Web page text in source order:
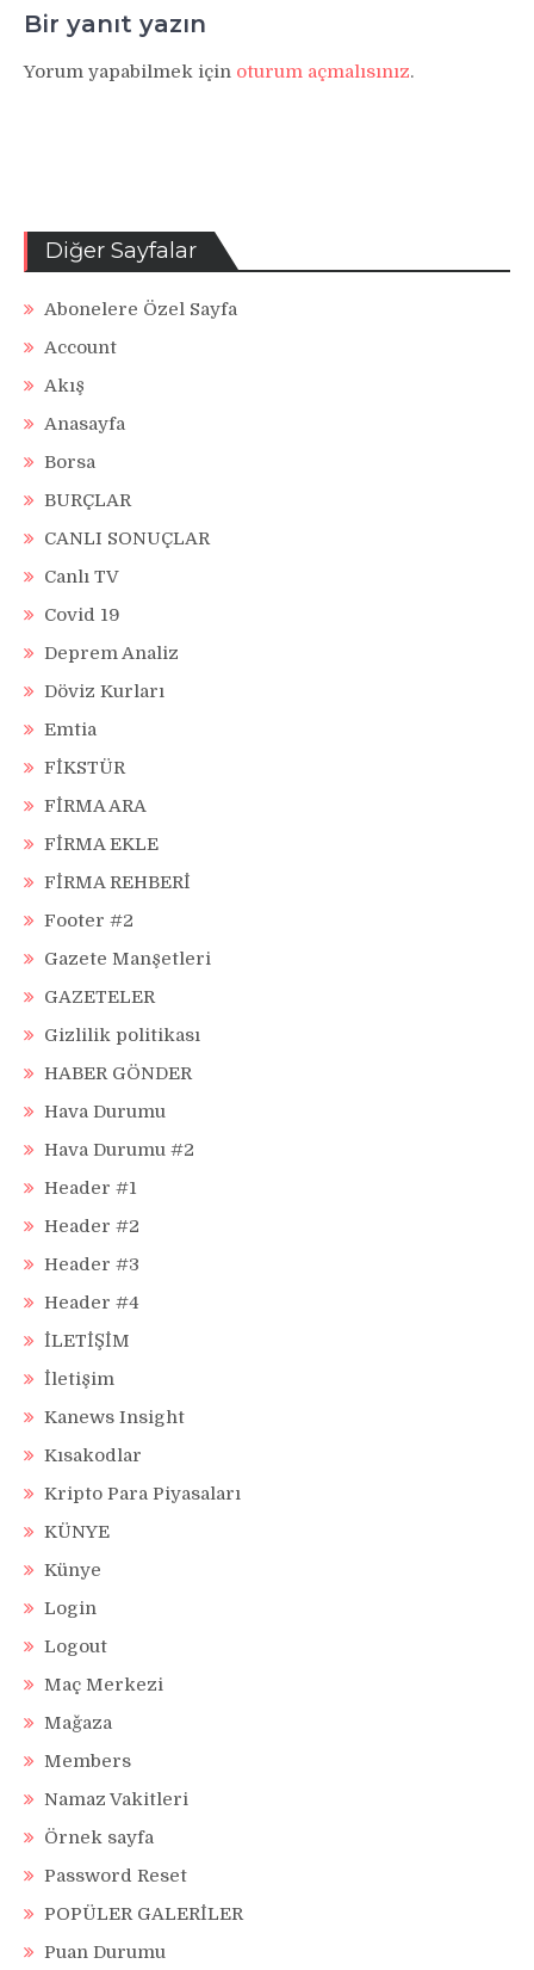
Bir yanıt yazın
Yorum yapabilmek için oturum açmalısınız.
Diğer Sayfalar
Abonelere Özel Sayfa
Account
Akış
Anasayfa
Borsa
BURÇLAR
CANLI SONUÇLAR
Canlı TV
Covid 19
Deprem Analiz
Döviz Kurları
Emtia
FİKSTÜR
FİRMA ARA
FİRMA EKLE
FİRMA REHBERİ
Footer #2
Gazete Manşetleri
GAZETELER
Gizlilik politikası
HABER GÖNDER
Hava Durumu
Hava Durumu #2
Header #1
Header #2
Header #3
Header #4
İLETİŞİM
İletişim
Kanews Insight
Kısakodlar
Kripto Para Piyasaları
KÜNYE
Künye
Login
Logout
Maç Merkezi
Mağaza
Members
Namaz Vakitleri
Örnek sayfa
Password Reset
POPÜLER GALERİLER
Puan Durumu